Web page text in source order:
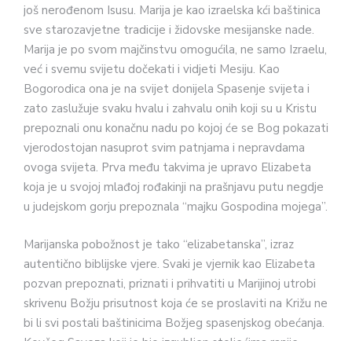
još nerođenom Isusu. Marija je kao izraelska kći baštinica
sve starozavjetne tradicije i židovske mesijanske nade.
Marija je po svom majčinstvu omogućila, ne samo Izraelu,
već i svemu svijetu dočekati i vidjeti Mesiju. Kao
Bogorodica ona je na svijet donijela Spasenje svijeta i
zato zaslužuje svaku hvalu i zahvalu onih koji su u Kristu
prepoznali onu konačnu nadu po kojoj će se Bog pokazati
vjerodostojan nasuprot svim patnjama i nepravdama
ovoga svijeta. Prva među takvima je upravo Elizabeta
koja je u svojoj mlađoj rođakinji na prašnjavu putu negdje
u judejskom gorju prepoznala “majku Gospodina mojega”.
Marijanska pobožnost je tako “elizabetanska”, izraz
autentično biblijske vjere. Svaki je vjernik kao Elizabeta
pozvan prepoznati, priznati i prihvatiti u Marijinoj utrobi
skrivenu Božju prisutnost koja će se proslaviti na Križu ne
bi li svi postali baštinicima Božjeg spasenjskog obećanja.